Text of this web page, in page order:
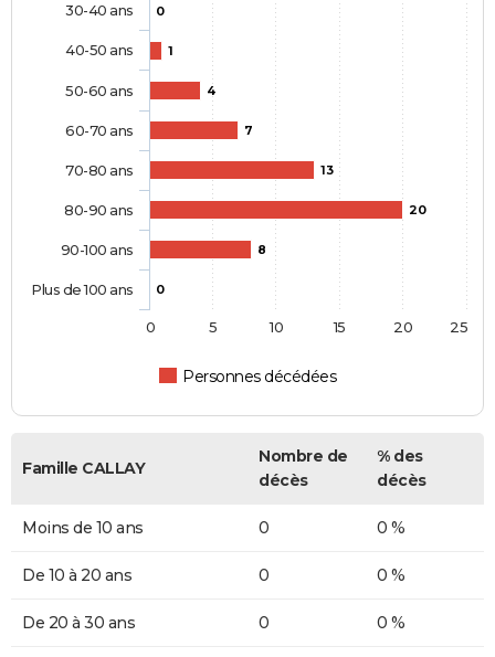
0
1
4
7
13
20
8
0
Personnes décédées
30-40 ans
40-50 ans
50-60 ans
60-70 ans
70-80 ans
80-90 ans
90-100 ans
Plus de 100 ans
0 5 10 15 20 25
Famille CALLAY
Nombre de
décès
% des
décès
Moins de 10 ans 0 0 %
De 10 à 20 ans 0 0 %
De 20 à 30 ans 0 0 %